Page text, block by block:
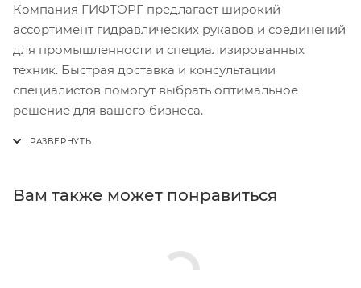
Компания ГИФТОРГ предлагает широкий
ассортимент гидравлических рукавов и соединений
для промышленности и специализированных
техник. Быстрая доставка и консультации
специалистов помогут выбрать оптимальное
решение для вашего бизнеса.
Вам также может понравиться